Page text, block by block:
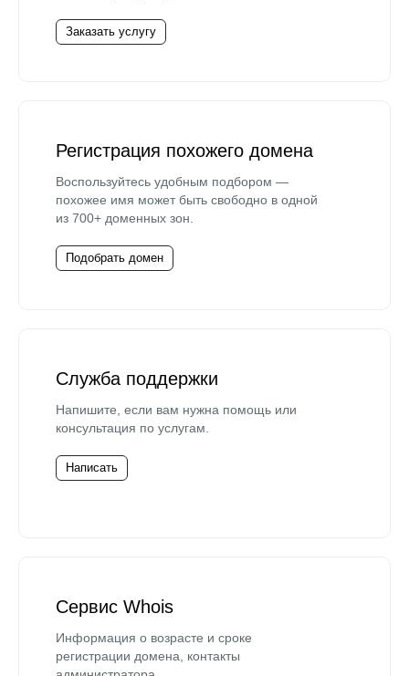
Заказать услугу
Регистрация похожего домена
Воспользуйтесь удобным подбором —
похожее имя может быть свободно в одной
из 700+ доменных зон.
Подобрать домен
Служба поддержки
Напишите, если вам нужна помощь или
консультация по услугам.
Написать
Сервис Whois
Информация о возрасте и сроке
регистрации домена, контакты